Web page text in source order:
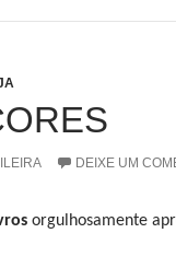
DEIXE UM
orgulhosamente